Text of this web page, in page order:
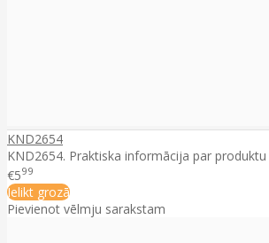
KND2654
KND2654. Praktiska informācija par
€599
Ielikt grozā
Pievienot vēlmju sarakstam